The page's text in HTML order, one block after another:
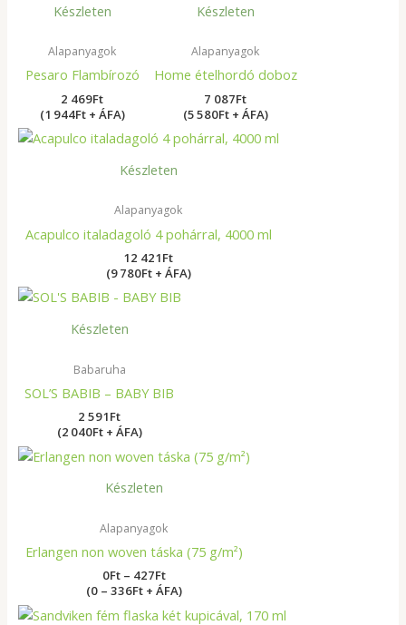
Készleten
Alapanyagok
Pesaro Flambírozó
2 469Ft
(1 944Ft + ÁFA)
Készleten
Alapanyagok
Home ételhordó doboz
7 087Ft
(5 580Ft + ÁFA)
Készleten
Alapanyagok
Acapulco italadagoló 4 pohárral, 4000 ml
12 421Ft
(9 780Ft + ÁFA)
Készleten
Babaruha
SOL’S BABIB – BABY BIB
2 591Ft
(2 040Ft + ÁFA)
Készleten
Alapanyagok
Erlangen non woven táska (75 g/m²)
0Ft – 427Ft
Ártartomány:
(0 – 336Ft + ÁFA)